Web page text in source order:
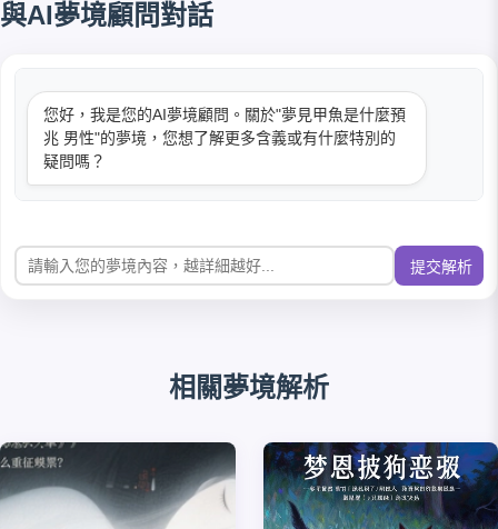
與AI夢境顧問對話
您好，我是您的AI夢境顧問。關於"夢見甲魚是什麼預
兆 男性"的夢境，您想了解更多含義或有什麼特別的
疑問嗎？
提交解析
相關夢境解析